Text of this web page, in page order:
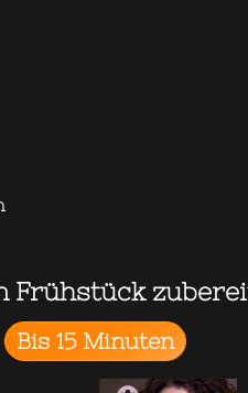
Frühstück
Bis 15 Minuten